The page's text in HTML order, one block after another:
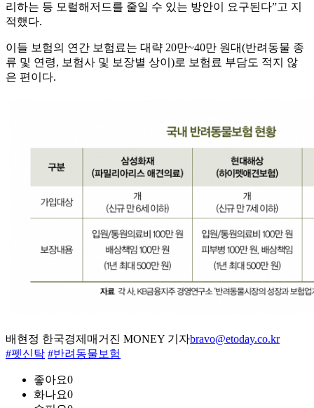
리하는 등 모럴해저드를 줄일 수 있는 방안이 요구된다”고 지
적했다.
이들 보험의 연간 보험료는 대략 20만~40만 원대(반려동물 종
류 및 연령, 보험사 및 보장별 상이)로 보험료 부담도 적지 않
은 편이다.
배현정 한국경제매거진 MONEY 기자bravo@etoday.co.kr
#펫신탁 #반려동물보험
좋아요0
화나요0